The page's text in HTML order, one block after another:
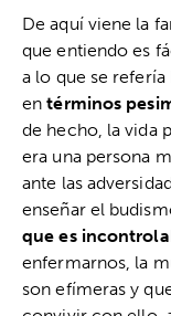
De aquí viene la
que entiendo es
a lo que se
entérminos
de hecho, la vida
era una persona
ante las
enseñar el
que es
enfermarnos, la
son efímeras y